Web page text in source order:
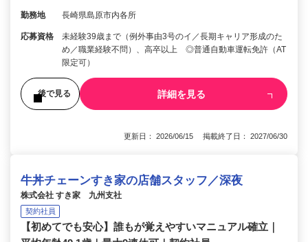
勤務地 長崎県島原市内各所
応募資格
未経験39歳まで（例外事由3号のイ／長期キャリア形成のた
め／職業経験不問）、高卒以上 ◎普通自動車運転免許（AT
限定可）
後で見る 詳細を見る
更新日： 2026/06/15 掲載終了日： 2027/06/30
牛丼チェーンすき家の店舗スタッフ／深夜
株式会社 すき家 九州支社
契約社員
【初めてでも安心】誰もが覚えやすいマニュアル確立｜